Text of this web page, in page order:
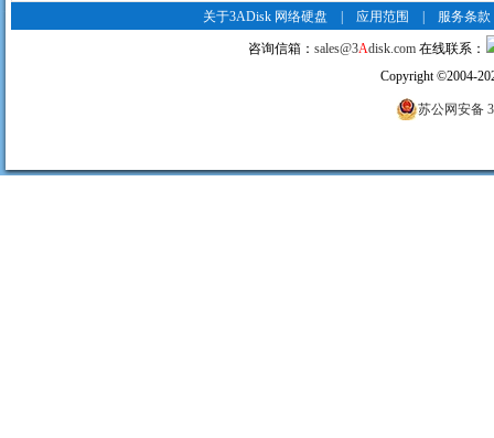
关于3ADisk 网络硬盘 |应用范围 服务条款
咨询信箱：sales@3Adisk.com 在线联系：
Copyright©2004-
苏公网安备